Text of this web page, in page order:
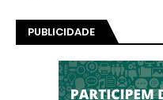
PUBLICIDADE